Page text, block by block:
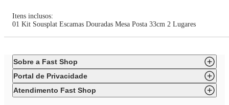
Itens inclusos:
01 Kit Sousplat Escamas Douradas Mesa Posta 33cm 2 Lugares
Sobre a Fast Shop
Portal de Privacidade
Atendimento Fast Shop